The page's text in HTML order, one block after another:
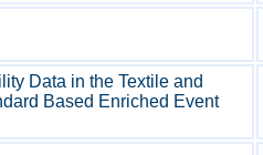
Data in the Textile and
Based Enriched Event